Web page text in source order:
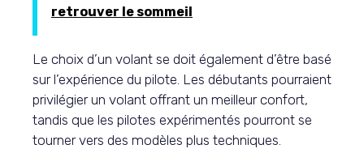
retrouver le sommeil
Le choix d’un volant se doit également d’être basé
sur l’expérience du pilote. Les débutants pourraient
privilégier un volant offrant un meilleur confort,
tandis que les pilotes expérimentés pourront se
tourner vers des modèles plus techniques.